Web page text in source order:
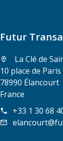
Futur
La Clé de
10 place de Paris
78990 Élancourt
France
+33 1 30 68